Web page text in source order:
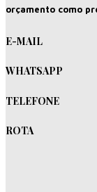
orçamento como
E-MAIL
WHATSAPP
TELEFONE
ROTA